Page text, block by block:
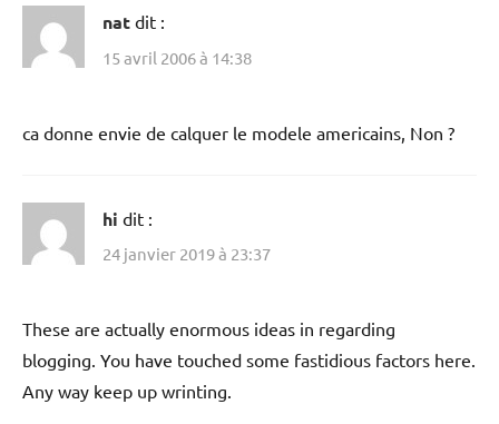
nat dit :
15 avril 2006 à 14:38
ca donne envie de calquer le modele americains, Non ?
hi dit :
24 janvier 2019 à 23:37
These are actually enormous ideas in regarding
blogging. You have touched some fastidious factors here.
Any way keep up wrinting.